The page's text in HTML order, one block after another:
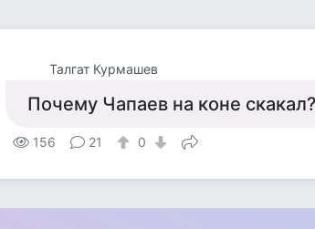
Талгат Курмашев
Почему Чапаев на коне скакал?
156 21 0